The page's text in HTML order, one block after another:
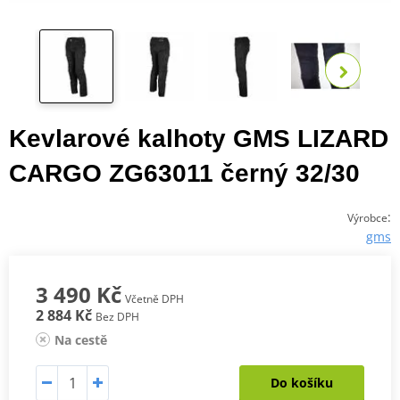
Kevlarové kalhoty GMS LIZARD
CARGO ZG63011 černý 32/30
Výrobce:
gms
3 490 Kč Včetně DPH
2 884 Kč Bez DPH
Na cestě
Do košíku